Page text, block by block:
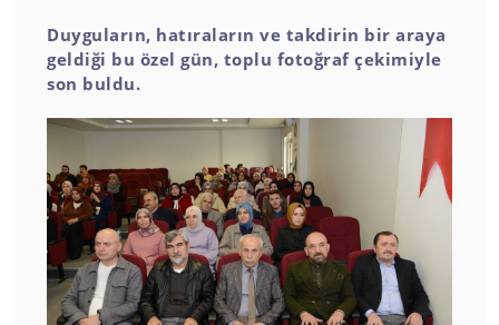
Duyguların, hatıraların ve takdirin bir araya
geldiği bu özel gün, toplu fotoğraf çekimiyle
son buldu.